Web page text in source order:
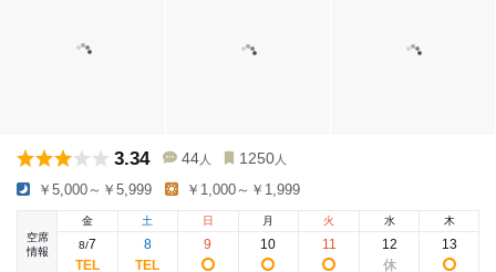
3.34 44 人 1250 人
￥5,000～￥5,999 ￥1,000～￥1,999
空席
情報
金
8/7
土
8
日
9
月
10
火
11
水
12
木
13